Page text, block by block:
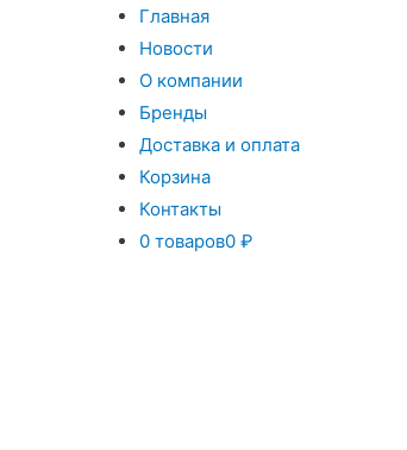
Главная
Новости
О компании
Бренды
Доставка и оплата
Корзина
Контакты
0 товаров0 ₽